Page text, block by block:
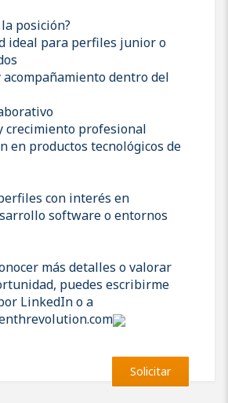
posición?
ideal para perfiles junior o
dentro del
crecimiento profesional
en productos tecnológicos de
con interés en
software o entornos
más detalles o valorar
puedes escribirme
LinkedIn o a
Solicitar